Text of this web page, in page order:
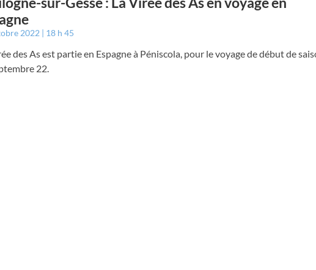
2022 18 h 45
des As est partie en Espagne à Péniscola, pour le voyage de début de
22.